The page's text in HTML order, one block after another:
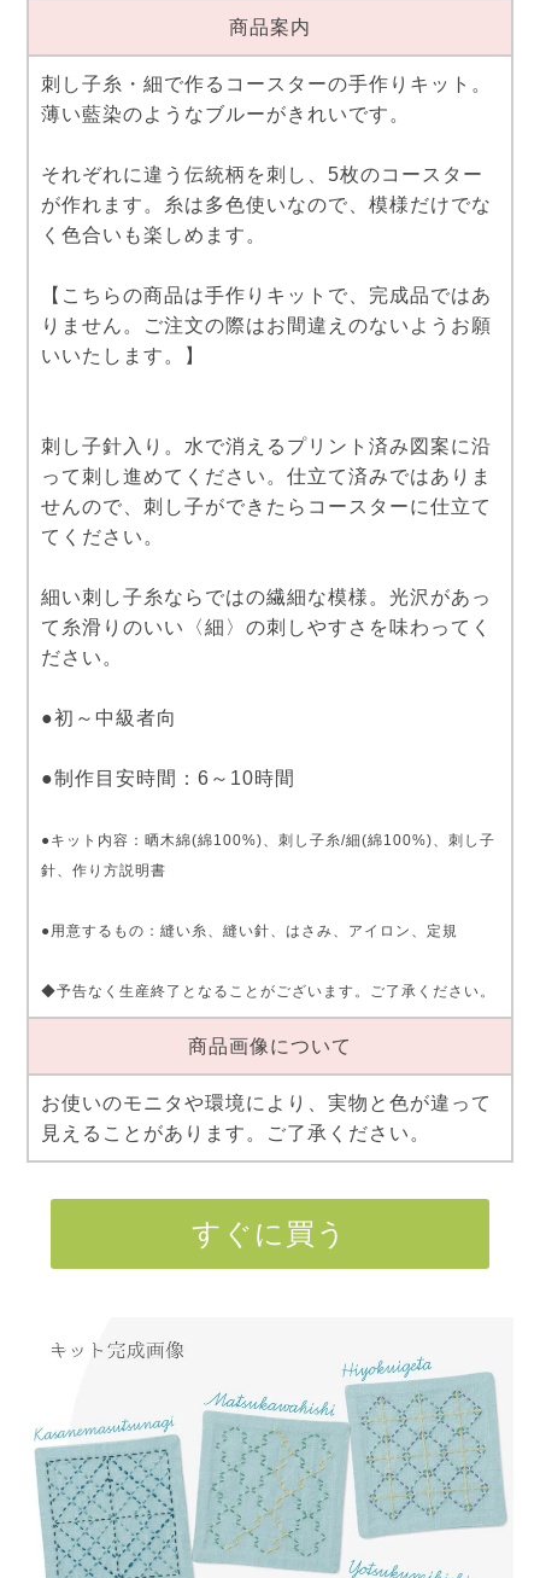
商品案内
刺し子糸・細で作るコースターの手作りキット。
薄い藍染のようなブルーがきれいです。
それぞれに違う伝統柄を刺し、5枚のコースター
が作れます。糸は多色使いなので、模様だけでな
く色合いも楽しめます。
【こちらの商品は手作りキットで、完成品ではあ
りません。ご注文の際はお間違えのないようお願
いいたします。】
刺し子針入り。水で消えるプリント済み図案に沿
って刺し進めてください。仕立て済みではありま
せんので、刺し子ができたらコースターに仕立て
てください。
細い刺し子糸ならではの繊細な模様。光沢があっ
て糸滑りのいい〈細〉の刺しやすさを味わってく
ださい。
●初～中級者向
●制作目安時間：6～10時間
●キット内容：晒木綿(綿100%)、刺し子糸/細(綿100%)、刺し子
針、作り方説明書
●用意するもの：縫い糸、縫い針、はさみ、アイロン、定規
◆予告なく生産終了となることがございます。ご了承ください。
商品画像について
お使いのモニタや環境により、実物と色が違って
見えることがあります。ご了承ください。
すぐに買う